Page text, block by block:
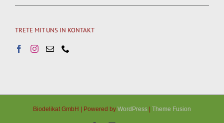
TRETE MIT UNS IN KONTAKT
Biodelikat GmbH | Powered by WordPress Theme Fusion